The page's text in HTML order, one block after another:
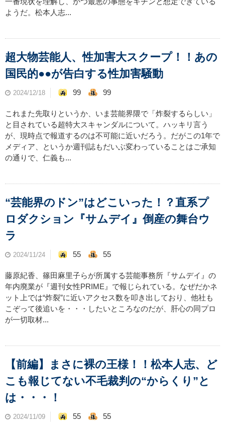
ようだ。松本人志...
超大物芸能人、性加害大スクープ！！あの
国民的●●が告白する性加害騒動
2024/12/18 99 99
これまた先取りというか、いま芸能界隈で「炸裂するらしい」
と目されている超特大スキャンダルについて。ハッキリ言う
が、現時点で報道するのは不可能に近いだろう。だがこの1年で
メディア、というか週刊誌もだいぶ変わっていることはご承知
の通りで、仁義も...
“芸能界のドン”はどこいった！？直系プ
ロダクション『サムデイ』倒産の舞台ウ
ラ
2024/11/24 55 55
藤原紀香、篠田麻里子らが所属する芸能事務所『サムデイ』の
年内廃業が『週刊女性PRIME』で報じられている。なぜだかネ
ット上では“炸裂”に近いアクセス数を叩き出しており、他社も
こぞって後追いを・・・したいところなのだが、肝心の同プロ
が一切取材...
【前編】まさに裸の王様！！松本人志、ど
こも報じてない不毛裁判の“からくり”と
は・・・！
2024/11/09 55 55